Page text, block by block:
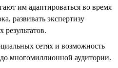
им адаптироваться во время
развивать экспертизу
результатов.
сетях и возможность
многомиллионной аудитории.